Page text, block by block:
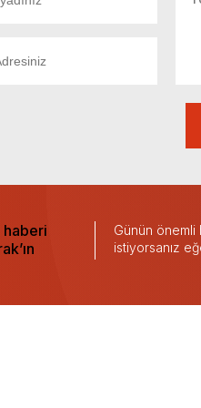
Günün önemli
istiyorsanız